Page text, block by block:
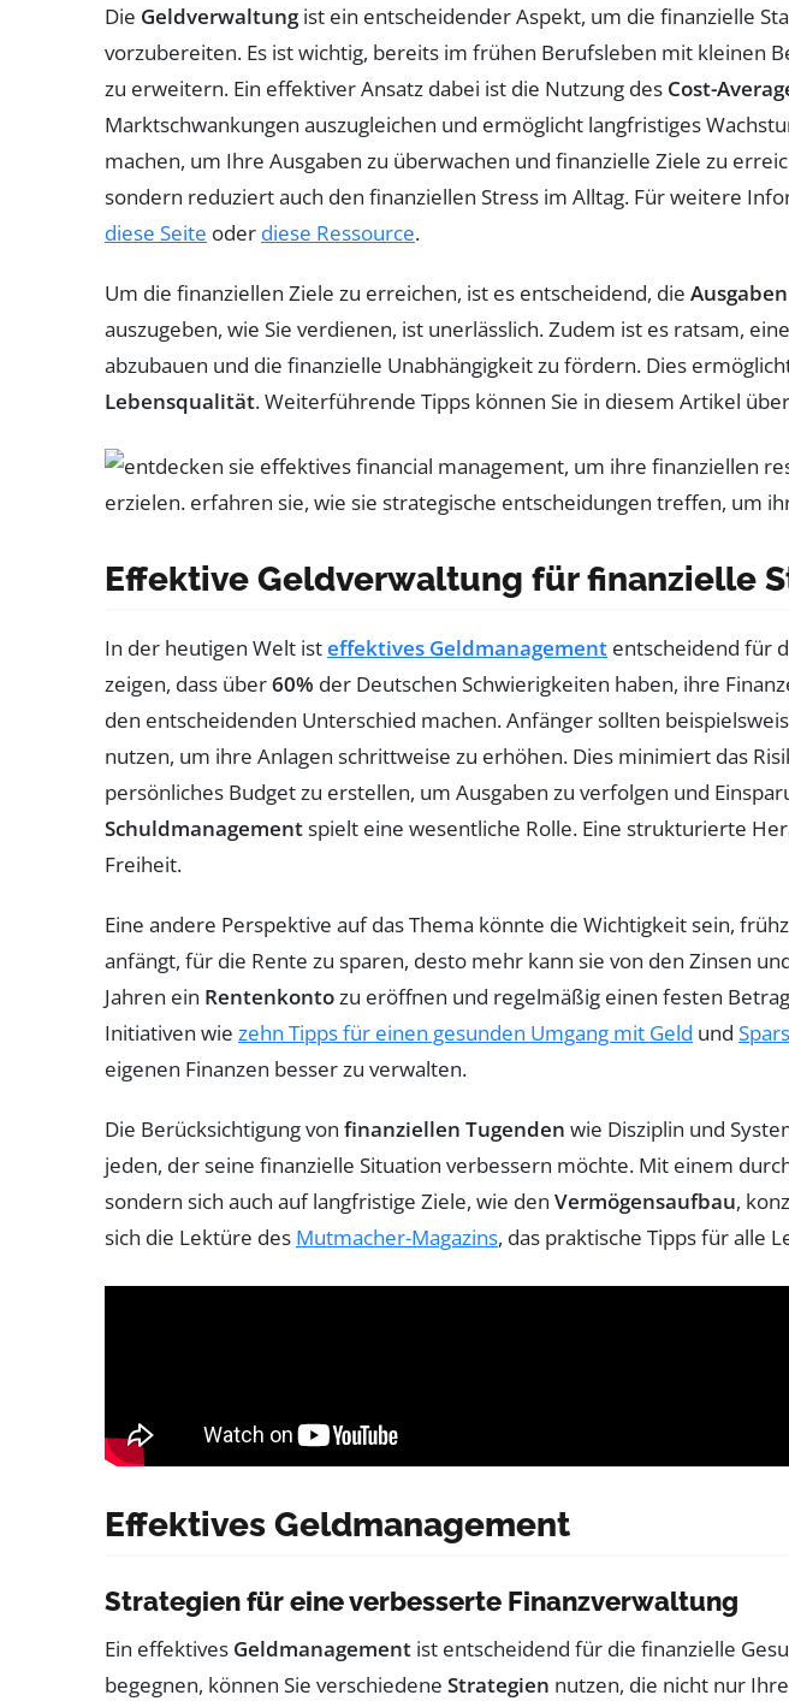
Die Geldverwaltungist ein entscheidender Aspekt, um die finanzielle
vorzubereiten. Es ist wichtig, bereits im frühen Berufsleben mit kleinen
zu erweitern. Ein effektiver Ansatz dabei ist die Nutzung des Cost-
Marktschwankungen auszugleichen und ermöglicht langfristiges
machen, um Ihre Ausgaben zu überwachen und finanzielle Ziele zu
sondern reduziert auch den finanziellen Stress im Alltag. Für weitere
diese Seite oder diese Ressource.
Um die finanziellen Ziele zu erreichen, ist es entscheidend, die Ausgaben
auszugeben, wie Sie verdienen, ist unerlässlich. Zudem ist es ratsam, eine
abzubauen und die finanzielle Unabhängigkeit zu fördern. Dies
Lebensqualität. Weiterführende Tipps können Sie in diesem Artikel über
Effektive Geldverwaltung für finanzielle
In der heutigen Welt isteffektives Geldmanagement entscheidend für
zeigen, dass über60% der Deutschen Schwierigkeiten haben, ihre
den entscheidenden Unterschied machen. Anfänger sollten
nutzen, um ihre Anlagen schrittweise zu erhöhen. Dies minimiert das
persönliches Budget zu erstellen, um Ausgaben zu verfolgen und
Schuldmanagementspielt eine wesentliche Rolle. Eine strukturierte
Freiheit.
Eine andere Perspektive auf das Thema könnte die Wichtigkeit sein,
anfängt, für die Rente zu sparen, desto mehr kann sie von den Zinsen
Jahren ein Rentenkontozu eröffnen und regelmäßig einen festen
Initiativen wie zehn Tipps für einen gesunden Umgang mit Geld und
eigenen Finanzen besser zu verwalten.
Die Berücksichtigung von finanziellen Tugenden wie Disziplin und
jeden, der seine finanzielle Situation verbessern möchte. Mit einem
sondern sich auch auf langfristige Ziele, wie den Vermögensaufbau,
sich die Lektüre des Mutmacher-Magazins, das praktische Tipps für alle
Effektives Geldmanagement
Strategien für eine verbesserte Finanzverwaltung
Ein effektives Geldmanagement ist entscheidend für die finanzielle
begegnen, können Sie verschiedene Strategien nutzen, die nicht nur Ihre